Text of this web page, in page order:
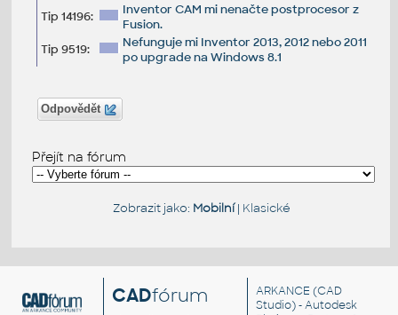
Tip 14196:
Inventor CAM mi nenačte postprocesor z
Fusion.
Tip 9519:
Nefunguje mi Inventor 2013, 2012 nebo 2011
po upgrade na Windows 8.1
Odpovědět
Přejít na fórum
Zobrazit jako: Mobilní| Klasické
CADfórum ARKANCE (CAD
Studio) - Autodesk